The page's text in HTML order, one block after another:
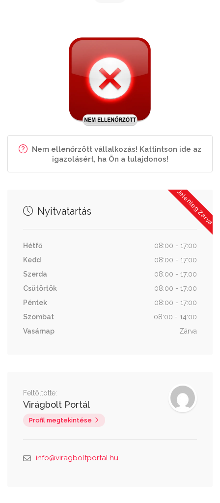
Nem ellenőrzött vállalkozás! Kattintson ide az
igazolásért, ha Ön a tulajdonos!
Jelenleg Zárva
Nyitvatartás
Hétfő
08:00 - 17:00
Kedd
08:00 - 17:00
Szerda
08:00 - 17:00
Csütörtök
08:00 - 17:00
Péntek
08:00 - 17:00
Szombat
08:00 - 14:00
Vasárnap
Zárva
Feltöltötte:
Virágbolt Portál
Profil megtekintése
info@viragboltportal.hu